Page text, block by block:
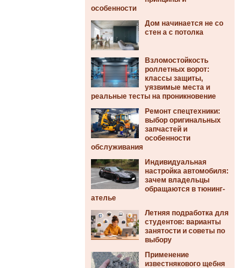
особенности
Дом начинается не со
стен а с потолка
Взломостойкость
роллетных ворот:
классы защиты,
уязвимые места и
реальные тесты на проникновение
Ремонт спецтехники:
выбор оригинальных
запчастей и
особенности
обслуживания
Индивидуальная
настройка автомобиля:
зачем владельцы
обращаются в тюнинг-
ателье
Летняя подработка для
студентов: варианты
занятости и советы по
выбору
Применение
известнякового щебня